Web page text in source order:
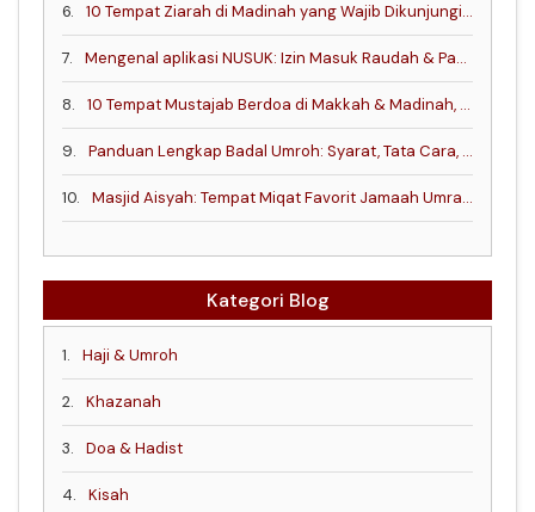
6. 10 Tempat Ziarah di Madinah yang Wajib Dikunjungi Jemaah Haji dan Umrah
7. Mengenal aplikasi NUSUK: Izin Masuk Raudah & Panduan Kunjungan ke Arab Saudi.
8. 10 Tempat Mustajab Berdoa di Makkah & Madinah, Berdasarkan Hadis dan Sejarah
9. Panduan Lengkap Badal Umroh: Syarat, Tata Cara, dan Keutamaan Ibadahnya
10. Masjid Aisyah: Tempat Miqat Favorit Jamaah Umrah di Mekkah
Kategori Blog
1. Haji & Umroh
2. Khazanah
3. Doa & Hadist
4. Kisah